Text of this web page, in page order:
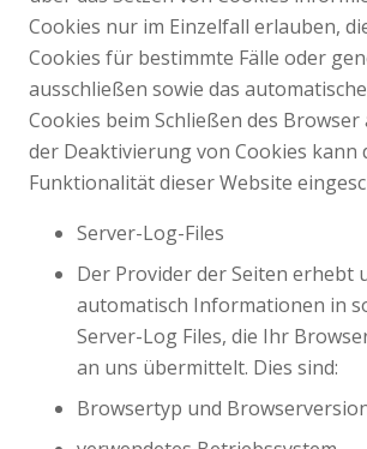
Cookies nur im Einzelfall erlauben,
Cookies für bestimmte Fälle oder
ausschließen sowie das
Cookies beim Schließen des Browser
der Deaktivierung von Cookies kann
Funktionalität dieser Website
Server-Log-Files
Der Provider der Seiten erhebt
automatisch Informationen in
Server-Log Files, die Ihr
an uns übermittelt. Dies sind:
Browsertyp und